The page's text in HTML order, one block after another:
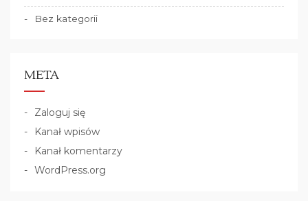
Bez kategorii
META
Zaloguj się
Kanał wpisów
Kanał komentarzy
WordPress.org